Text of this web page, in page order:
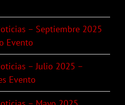
– Septiembre 2025
Evento
– Julio 2025 –
Evento